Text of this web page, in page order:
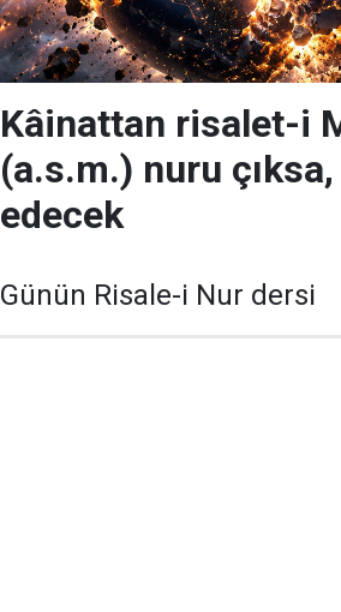
Kâinattan risalet-i
(a.s.m.) nuru
edecek
Günün Risale-i Nur dersi